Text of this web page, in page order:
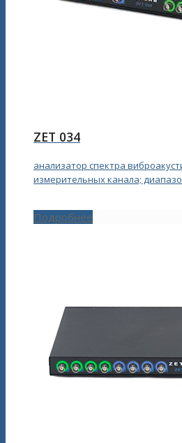
ZET 034
анализатор спектра
измерительных канала;
Подробнее